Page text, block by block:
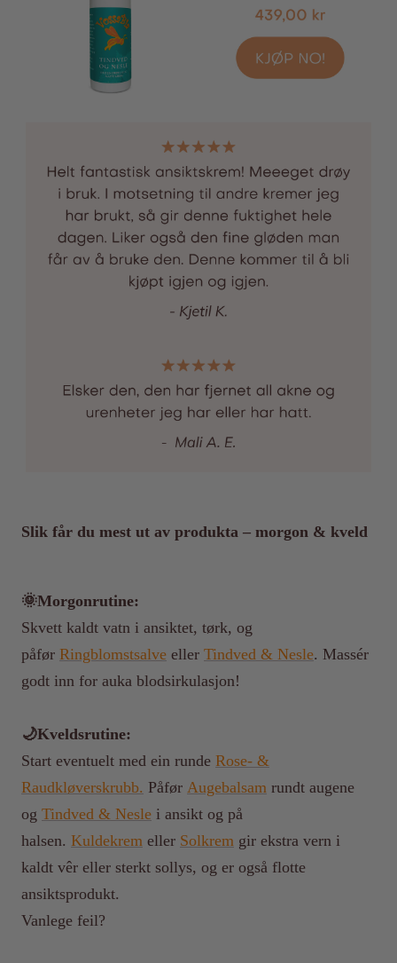
Slik får du mest ut av produkta – morgon & kveld
🌞Morgonrutine:
Skvett kaldt vatn i ansiktet, tørk, og
påfør Ringblomstsalve eller Tindved & Nesle. Massér
godt inn for auka blodsirkulasjon!
🌙Kveldsrutine:
Start eventuelt med ein runde Rose- &
Raudkløverskrubb. Påfør Augebalsam rundt augene
og Tindved & Nesle i ansikt og på
halsen. Kuldekrem eller Solkrem gir ekstra vern i
kaldt vêr eller sterkt sollys, og er også flotte
ansiktsprodukt.
Vanlege feil?